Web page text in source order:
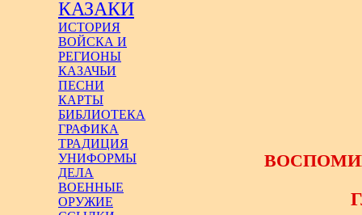
КАЗАКИ
ИСТОРИЯ
ВОЙСКА И
РЕГИОНЫ
КАЗАЧЬИ
ПЕСНИ
КАРТЫ
БИБЛИОТЕКА
ГРАФИКА
ТРАДИЦИЯ
УНИФОРМЫ
ДЕЛА
ВОЕННЫЕ
ОРУЖИЕ